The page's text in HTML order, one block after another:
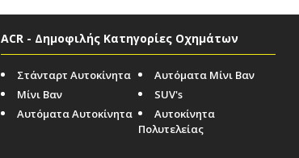
ACR - Δημοφιλής Κατηγορίες Οχημάτων
Στάνταρτ Αυτοκίνητα
Αυτόματα Μίνι Βαν
Μίνι Βαν
SUV's
Αυτόματα Αυτοκίνητα
Αυτοκίνητα
Πολυτελείας